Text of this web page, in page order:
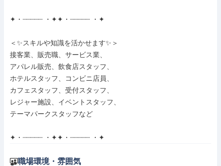
✦・┈┈┈┈┈ ・✦✦・┈┈┈┈┈ ・✦
＜✨スキルや知識を活かせます✨＞
接客業、販売職、サービス業、
アパレル販売、飲食店スタッフ、
ホテルスタッフ、コンビニ店員、
カフェスタッフ、受付スタッフ、
レジャー施設、イベントスタッフ、
テーマパークスタッフなど
✦・┈┈┈┈┈ ・✦✦・┈┈┈┈┈ ・✦
職場環境・雰囲気